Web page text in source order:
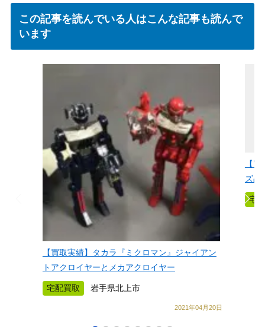
この記事を読んでいる人はこんな記事も読んで
います
【買取実績】タカラ『ミクロマン』ジャイアン
トアクロイヤーとメカアクロイヤー
宅配買取 岩手県北上市
2021年04月20日
【
ズ
宅